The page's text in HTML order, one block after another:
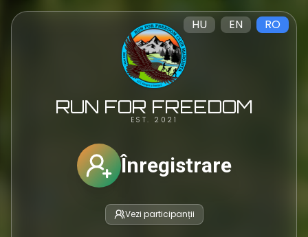
HU EN RO
RUN FOR FREEDOM
EST. 2021
Înregistrare
Vezi participanții